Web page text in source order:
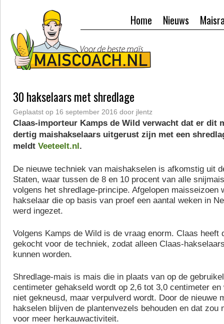
Nieuws
Home
30 hakselaars met shredlage
Geplaatst op 16 september 2016 door jlentz
Claas-importeur Kamps de Wild verwacht dat er dit
dertig maishakselaars uitgerust zijn met een
meldt Veeteelt.nl.
De nieuwe techniek van maishakselen is afkomstig uit
Staten, waar tussen de 8 en 10 procent van alle
volgens het shredlage-principe. Afgelopen maisseizoen
hakselaar die op basis van proef een aantal weken in
werd ingezet.
Volgens Kamps de Wild is de vraag enorm. Claas heeft
gekocht voor de techniek, zodat alleen Claas-
kunnen worden.
Shredlage-mais is mais die in plaats van op de
centimeter gehakseld wordt op 2,6 tot 3,0 centimeter
niet gekneusd, maar verpulverd wordt. Door de nieuwe
hakselen blijven de plantenvezels behouden en dat zou
voor meer herkauwactiviteit.